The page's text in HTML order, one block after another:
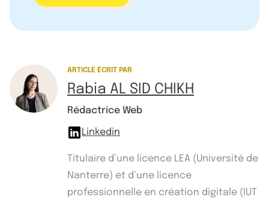
ARTICLE ÉCRIT PAR
Rabia AL SID CHIKH
Rédactrice Web
Linkedin
Titulaire d’une licence LEA (Université de
Nanterre) et d’une licence
professionnelle en création digitale (IUT